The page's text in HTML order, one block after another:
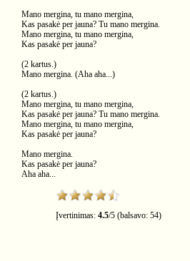
Mano mergina, tu mano mergina,
Kas pasakė per jauna? Tu mano mergina.
Mano mergina, tu mano mergina,
Kas pasakė per jauna?
(2 kartus.)
Mano mergina. (Aha aha...)
(2 kartus.)
Mano mergina, tu mano mergina,
Kas pasakė per jauna? Tu mano mergina.
Mano mergina, tu mano mergina,
Kas pasakė per jauna?
Mano mergina.
Kas pasakė per jauna?
Aha aha...
Įvertinimas: 4.5/5 (balsavo: 54)